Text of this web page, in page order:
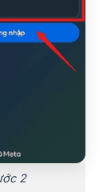
2